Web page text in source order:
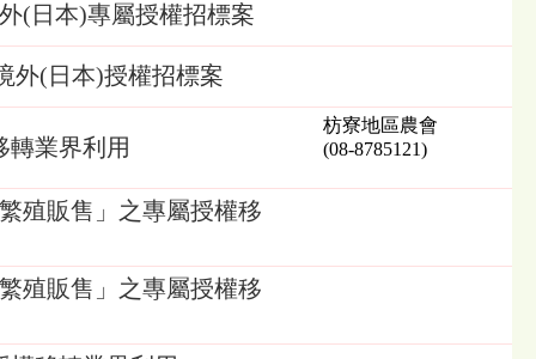
(日本)專屬授權招標案
外(日本)授權招標案
轉業界利用
枋寮地區農會
(08-8785121)
殖販售」之專屬授權移
殖販售」之專屬授權移